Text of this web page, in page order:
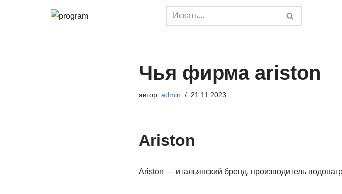
Чья фирма ariston
автор: admin 21.11.2023
Ariston
Ariston — итальянский бренд, производитель